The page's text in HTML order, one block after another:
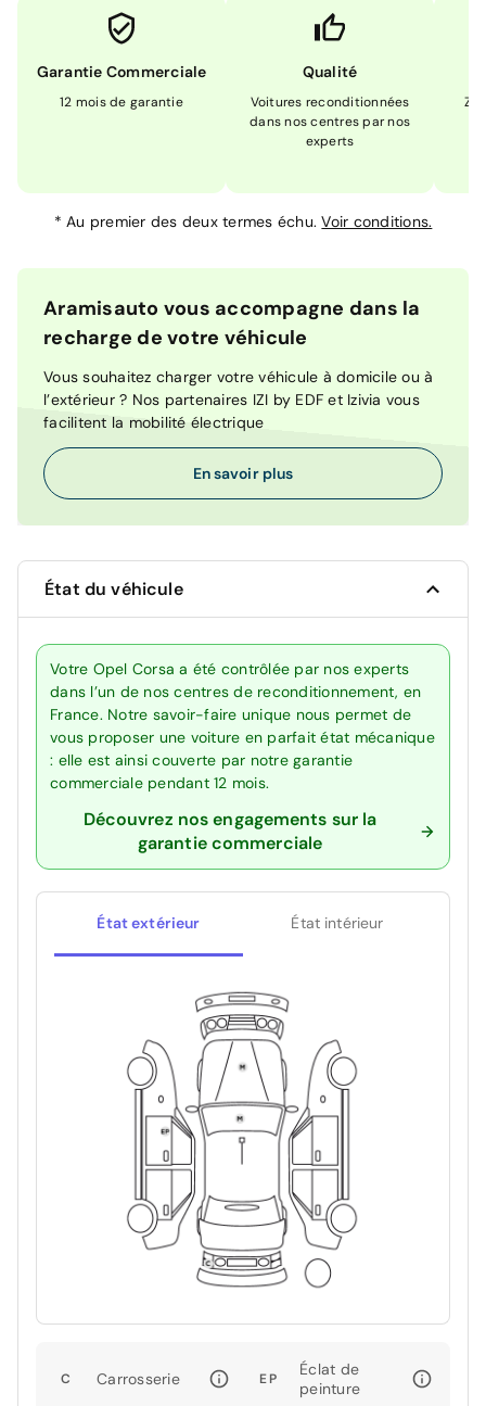
Garantie Commerciale
12 mois de garantie
Qualité
Voitures reconditionnées
dans nos centres par nos
experts
*Au premier des deux termes échu.Voir conditions.
Aramisauto vous accompagne dans la
recharge de votre véhicule
Vous souhaitez charger votre véhicule à domicile ou à
l’extérieur ? Nos partenaires IZI by EDF et Izivia vous
facilitent la mobilité électrique
En savoir plus
État du véhicule
Votre Opel Corsa a été contrôlée par nos experts
dans l’un de nos centres de reconditionnement, en
France. Notre savoir-faire unique nous permet de
vous proposer une voiture en parfait état mécanique
: elle est ainsi couverte par notre garantie
commerciale pendant 12 mois.
Découvrez nos engagements sur la
garantie commerciale
État extérieur État intérieur
C Carrosserie EP
Éclat de
peinture